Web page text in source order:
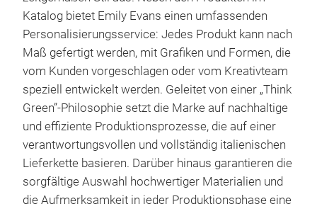
Katalog bietet Emily Evans einen umfassenden
Personalisierungsservice: Jedes Produkt kann nach
Maß gefertigt werden, mit Grafiken und Formen, die
vom Kunden vorgeschlagen oder vom Kreativteam
speziell entwickelt werden. Geleitet von einer „Think
Green”-Philosophie setzt die Marke auf nachhaltige
und effiziente Produktionsprozesse, die auf einer
verantwortungsvollen und vollständig italienischen
Lieferkette basieren. Darüber hinaus garantieren die
sorgfältige Auswahl hochwertiger Materialien und
die Aufmerksamkeit in jeder Produktionsphase eine